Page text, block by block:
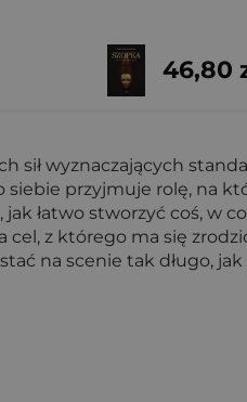
46,80
sił wyznaczających
siebie przyjmuje rolę, na
łatwo stworzyć coś, w
cel, z którego ma się
na scenie tak długo,